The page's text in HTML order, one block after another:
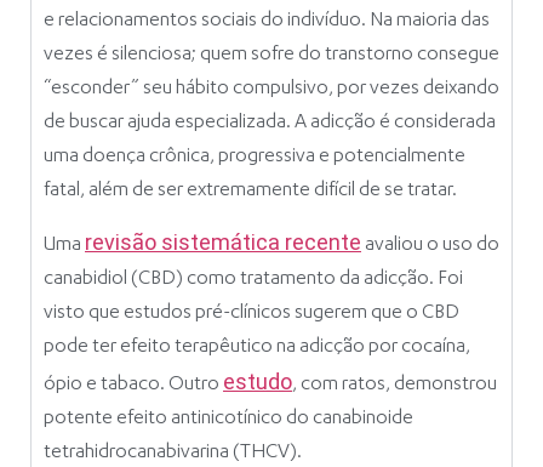
e relacionamentos sociais do indivíduo. Na maioria das
vezes é silenciosa; quem sofre do transtorno consegue
“esconder” seu hábito compulsivo, por vezes deixando
de buscar ajuda especializada. A adicção é considerada
uma doença crônica, progressiva e potencialmente
fatal, além de ser extremamente difícil de se tratar.
Uma revisão sistemática recente avaliou o uso do
canabidiol (CBD) como tratamento da adicção. Foi
visto que estudos pré-clínicos sugerem que o CBD
pode ter efeito terapêutico na adicção por cocaína,
ópio e tabaco. Outro estudo, com ratos, demonstrou
potente efeito antinicotínico do canabinoide
tetrahidrocanabivarina (THCV).